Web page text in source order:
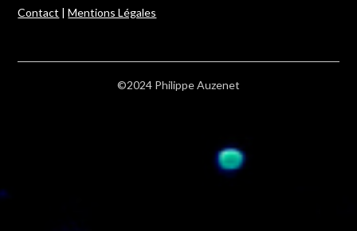
Contact |Mentions Légales
©2024 Philippe Auzenet